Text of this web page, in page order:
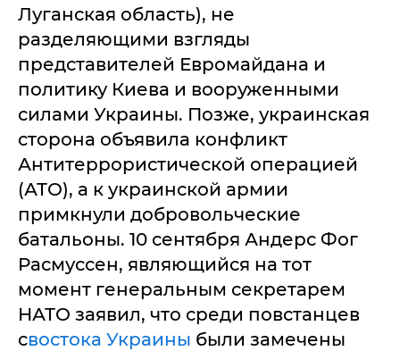
Луганская область), не
разделяющими взгляды
представителей Евромайдана и
политику Киева и вооруженными
силами Украины. Позже, украинская
сторона объявила конфликт
Антитеррористической операцией
(АТО), а к украинской армии
примкнули добровольческие
батальоны. 10 сентября Андерс Фог
Расмуссен, являющийся на тот
момент генеральным секретарем
НАТО заявил, что среди повстанцев
свостока Украины были замечены